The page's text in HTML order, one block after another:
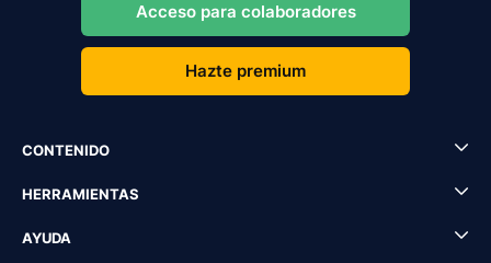
Acceso para colaboradores
Hazte premium
CONTENIDO
HERRAMIENTAS
AYUDA